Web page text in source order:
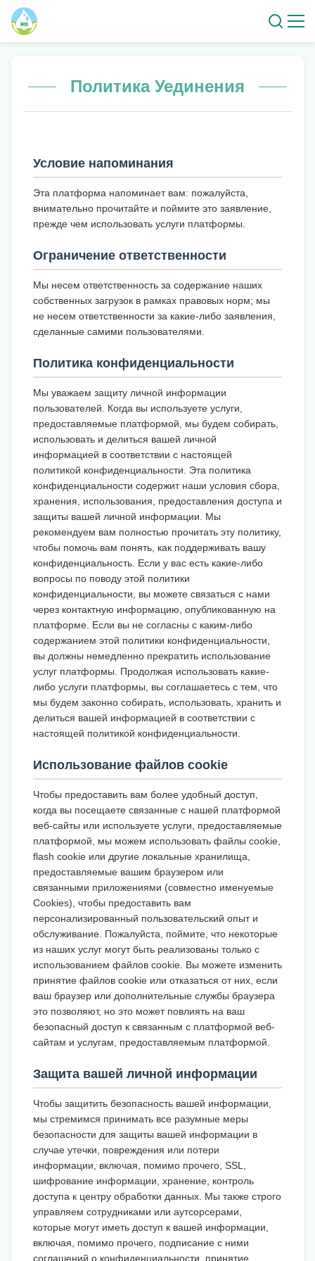
Политика Уединения
Условие напоминания
Эта платформа напоминает вам: пожалуйста,
внимательно прочитайте и поймите это заявление,
прежде чем использовать услуги платформы.
Ограничение ответственности
Мы несем ответственность за содержание наших
собственных загрузок в рамках правовых норм; мы
не несем ответственности за какие-либо заявления,
сделанные самими пользователями.
Политика конфиденциальности
Мы уважаем защиту личной информации
пользователей. Когда вы используете услуги,
предоставляемые платформой, мы будем собирать,
использовать и делиться вашей личной
информацией в соответствии с настоящей
политикой конфиденциальности. Эта политика
конфиденциальности содержит наши условия сбора,
хранения, использования, предоставления доступа и
защиты вашей личной информации. Мы
рекомендуем вам полностью прочитать эту политику,
чтобы помочь вам понять, как поддерживать вашу
конфиденциальность. Если у вас есть какие-либо
вопросы по поводу этой политики
конфиденциальности, вы можете связаться с нами
через контактную информацию, опубликованную на
платформе. Если вы не согласны с каким-либо
содержанием этой политики конфиденциальности,
вы должны немедленно прекратить использование
услуг платформы. Продолжая использовать какие-
либо услуги платформы, вы соглашаетесь с тем, что
мы будем законно собирать, использовать, хранить и
делиться вашей информацией в соответствии с
настоящей политикой конфиденциальности.
Использование файлов cookie
Чтобы предоставить вам более удобный доступ,
когда вы посещаете связанные с нашей платформой
веб-сайты или используете услуги, предоставляемые
платформой, мы можем использовать файлы cookie,
flash cookie или другие локальные хранилища,
предоставляемые вашим браузером или
связанными приложениями (совместно именуемые
Cookies), чтобы предоставить вам
персонализированный пользовательский опыт и
обслуживание. Пожалуйста, поймите, что некоторые
из наших услуг могут быть реализованы только с
использованием файлов cookie. Вы можете изменить
принятие файлов cookie или отказаться от них, если
ваш браузер или дополнительные службы браузера
это позволяют, но это может повлиять на ваш
безопасный доступ к связанным с платформой веб-
сайтам и услугам, предоставляемым платформой.
Защита вашей личной информации
Чтобы защитить безопасность вашей информации,
мы стремимся принимать все разумные меры
безопасности для защиты вашей информации в
случае утечки, повреждения или потери
информации, включая, помимо прочего, SSL,
шифрование информации, хранение, контроль
доступа к центру обработки данных. Мы также строго
управляем сотрудниками или аутсорсерами,
которые могут иметь доступ к вашей информации,
включая, помимо прочего, подписание с ними
соглашений о конфиденциальности, принятие